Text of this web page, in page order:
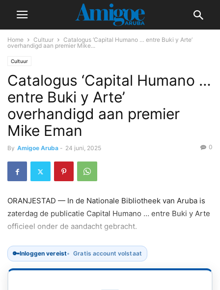
Home Cultuur
Catalogus ‘Capital Humano … entre Buki y Arte’
overhandigd aan premier Mike...
Cultuur
Catalogus ‘Capital Humano …
entre Buki y Arte’
overhandigd aan premier
Mike Eman
By Amigoe Aruba - 24 juni, 2025 0
ORANJESTAD — In de Nationale Bibliotheek van Aruba is
zaterdag de publicatie Capital Humano … entre Buki y Arte
officieel onder de aandacht gebracht.
🔑Inloggen vereist Gratis account volstaat